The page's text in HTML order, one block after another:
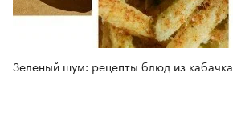
Зеленый шум: рецепты блюд из кабачка